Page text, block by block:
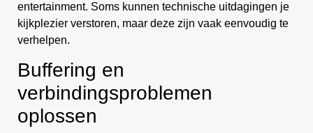
entertainment. Soms kunnen technische uitdagingen je
kijkplezier verstoren, maar deze zijn vaak eenvoudig te
verhelpen.
Buffering en
verbindingsproblemen
oplossen